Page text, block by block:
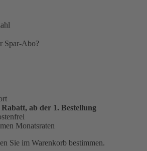
Spar-Abo?
ab der 1. Bestellung
Monatsraten
Sie im Warenkorb bestimmen.